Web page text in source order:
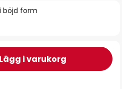
böjd form
Lägg i varukorg